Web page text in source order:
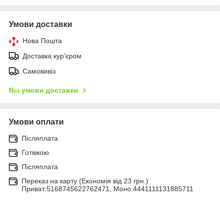
Умови доставки
Нова Пошта
Доставка кур'єром
Самовивіз
Всі умови доставки
Умови оплати
Післяплата
Готівкою
Післяплата
Переказ на карту (Економія від 23 грн.)
Приват:5168745622762471, Моно:4441111131885711